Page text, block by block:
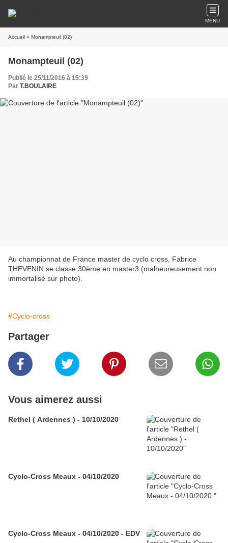
MENU
Accueil » Monampteuil (02)
Monampteuil (02)
Publié le 25/11/2016 à 15:39
Par T.BOULAIRE
Au championnat de France master de cyclo cross, Fabrice
THEVENIN se classe 30ème en master3 (malheureusement non
immortalisé sur photo).
#Cyclo-cross
Partager
Vous aimerez aussi
Rethel ( Ardennes ) - 10/10/2020
Cyclo-Cross Meaux - 04/10/2020
Cyclo-Cross Meaux - 04/10/2020 - EDV